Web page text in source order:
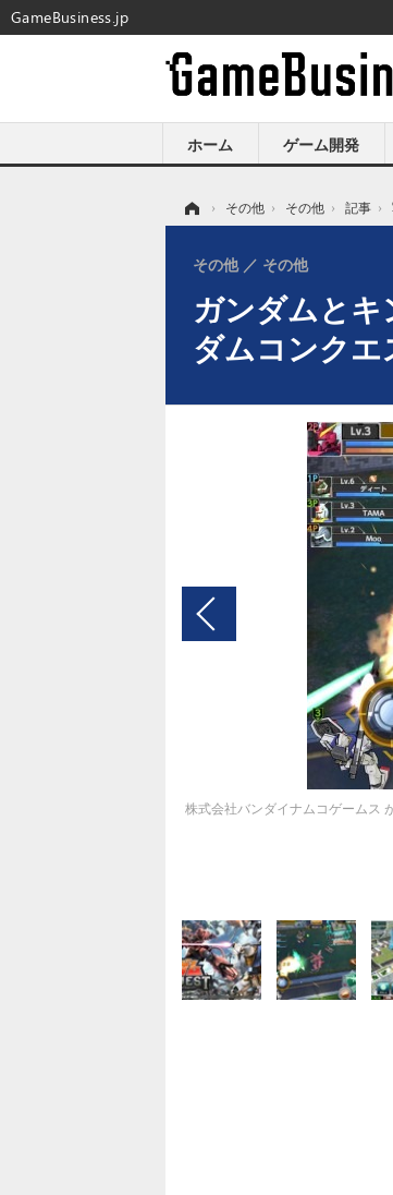
ホーム ゲーム開発
› その他 › その他 › 記事 ›
ガンダムと
ダムコンクエ
その他 その他
株式会社バンダイナムコゲームス
GameBusiness.jp